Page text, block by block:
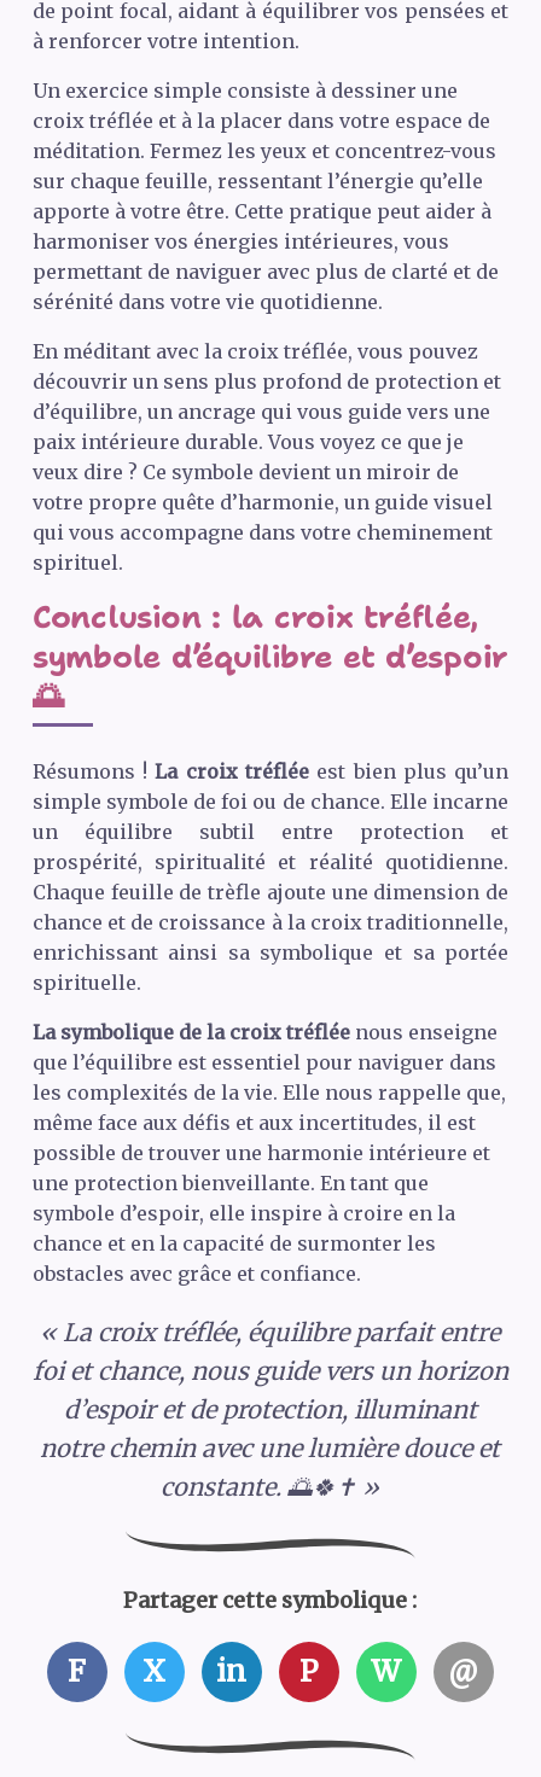
de point focal, aidant à équilibrer vos pensées et
à renforcer votre intention.
Un exercice simple consiste à dessiner une
croix tréflée et à la placer dans votre espace de
méditation. Fermez les yeux et concentrez-vous
sur chaque feuille, ressentant l’énergie qu’elle
apporte à votre être. Cette pratique peut aider à
harmoniser vos énergies intérieures, vous
permettant de naviguer avec plus de clarté et de
sérénité dans votre vie quotidienne.
En méditant avec la croix tréflée, vous pouvez
découvrir un sens plus profond de protection et
d’équilibre, un ancrage qui vous guide vers une
paix intérieure durable. Vous voyez ce que je
veux dire ? Ce symbole devient un miroir de
votre propre quête d’harmonie, un guide visuel
qui vous accompagne dans votre cheminement
spirituel.
Conclusion : la croix tréflée,
symbole d’équilibre et d’espoir
🌅
Résumons !La croix tréflée est bien plus qu’un
simple symbole de foi ou de chance. Elle incarne
un équilibre subtil entre protection et
prospérité, spiritualité et réalité quotidienne.
Chaque feuille de trèfle ajoute une dimension de
chance et de croissance à la croix traditionnelle,
enrichissant ainsi sa symbolique et sa portée
spirituelle.
La symbolique de la croix tréfléenous enseigne
que l’équilibre est essentiel pour naviguer dans
les complexités de la vie. Elle nous rappelle que,
même face aux défis et aux incertitudes, il est
possible de trouver une harmonie intérieure et
une protection bienveillante. En tant que
symbole d’espoir, elle inspire à croire en la
chance et en la capacité de surmonter les
obstacles avec grâce et confiance.
« La croix tréflée, équilibre parfait entre
foi et chance, nous guide vers un horizon
d’espoir et de protection, illuminant
notre chemin avec une lumière douce et
constante. 🌅🍀✝️ »
Partager cette symbolique :
F X in P W @